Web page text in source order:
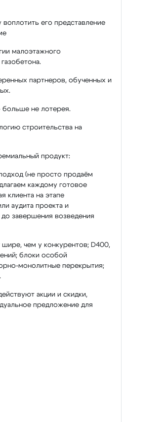
его представление
малоэтажного
партнеров, обученных и
не лотерея.
строительства на
продукт:
(не просто продаём
каждому готовое
клиента на этапе
аудита проекта и
завершения возведения
чем у конкурентов; D400,
блоки особой
монолитные перекрытия;
акции и скидки,
предложение для